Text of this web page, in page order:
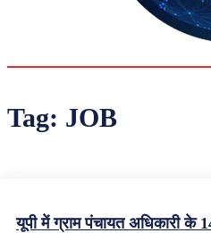
Tag: JOB
यूपी में ग्राम पंचायत अधिकारी के